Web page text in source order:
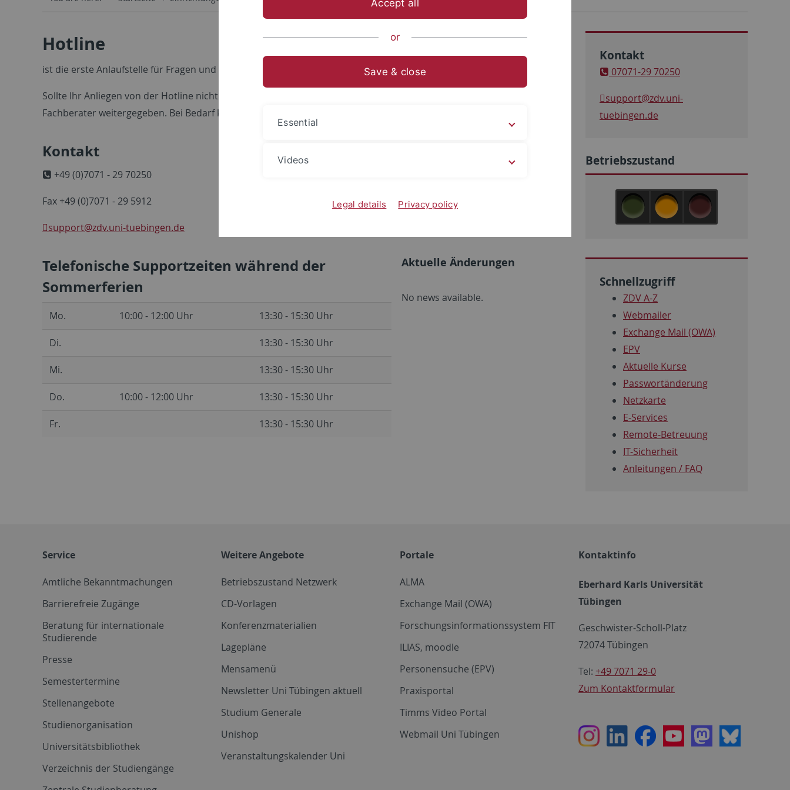
Hotline
ist die erste Anlaufstelle für Fragen und Probleme zu den Dienstleistungen des ZDVs.
Sollte Ihr Anliegen von der Hotline nicht sofort gelöst werden können, wird das Problem an den zuständigen
Fachberater weitergegeben. Bei Bedarf kann auch ein Termin mit einem Fachberater vermittelt werden.
Kontakt
+49 (0)7071 - 29 70250
Fax +49 (0)7071 - 29 5912
support@zdv.uni-tuebingen.de
Telefonische Supportzeiten während der
Sommerferien
Mo. 10:00 - 12:00 Uhr 13:30 - 15:30 Uhr
Di. 13:30 - 15:30 Uhr
Mi. 13:30 - 15:30 Uhr
Do. 10:00 - 12:00 Uhr 13:30 - 15:30 Uhr
Fr. 13:30 - 15:30 Uhr
Aktuelle Änderungen
No news available.
Kontakt
07071-29 70250
support@zdv.uni-
tuebingen.de
Betriebszustand
Schnellzugriff
ZDV A-Z
Webmailer
Exchange Mail (OWA)
EPV
Aktuelle Kurse
Passwortänderung
Netzkarte
E-Services
Remote-Betreuung
IT-Sicherheit
Anleitungen / FAQ
Service
Amtliche Bekanntmachungen
Barrierefreie Zugänge
Beratung für internationale
Studierende
Presse
Semestertermine
Stellenangebote
Studienorganisation
Universitätsbibliothek
Verzeichnis der Studiengänge
Weitere Angebote
Betriebszustand Netzwerk
CD-Vorlagen
Konferenzmaterialien
Lagepläne
Mensamenü
Newsletter Uni Tübingen aktuell
Studium Generale
Unishop
Veranstaltungskalender Uni
Portale
ALMA
Exchange Mail (OWA)
Forschungsinformationssystem FIT
ILIAS, moodle
Personensuche (EPV)
Praxisportal
Timms Video Portal
Webmail Uni Tübingen
Kontaktinfo
Eberhard Karls Universität
Tübingen
Geschwister-Scholl-Platz
72074 Tübingen
Tel: +49 7071 29-0
Zum Kontaktformular
InstagramLinkedInFacebookYoutubeMastodon
Bluesky
Accept all
or
Save & close
Essential
Videos
Legal details Privacy policy